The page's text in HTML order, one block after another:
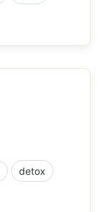
detox